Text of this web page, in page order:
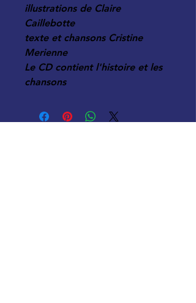
illustrations de Claire
Caillebotte
texte et chansons Cristine
Merienne
Le CD contient l'histoire et les
chansons